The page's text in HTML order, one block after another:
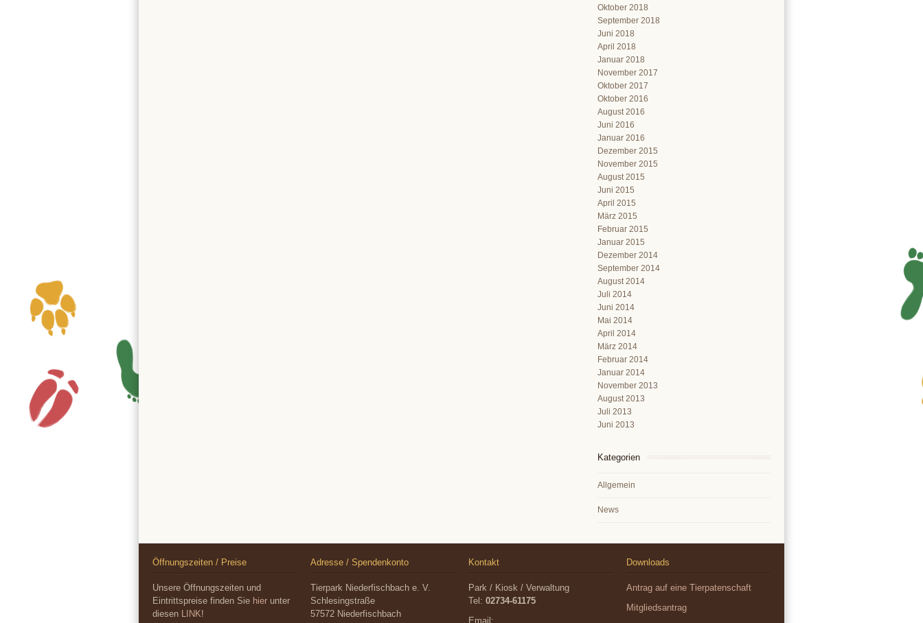
Oktober 2018
September 2018
Juni 2018
April 2018
Januar 2018
November 2017
Oktober 2017
Oktober 2016
August 2016
Juni 2016
Januar 2016
Dezember 2015
November 2015
August 2015
Juni 2015
April 2015
März 2015
Februar 2015
Januar 2015
Dezember 2014
September 2014
August 2014
Juli 2014
Juni 2014
Mai 2014
April 2014
März 2014
Februar 2014
Januar 2014
November 2013
August 2013
Juli 2013
Juni 2013
Kategorien
Allgemein
News
Öffnungszeiten / Preise
Unsere Öffnungszeiten und
Eintrittspreise finden Sie hier unter
diesen LINK!
Adresse / Spendenkonto
Tierpark Niederfischbach e. V.
Schlesingstraße
57572 Niederfischbach
Kontakt
Park / Kiosk / Verwaltung
Tel: 02734-61175
Email:
Downloads
Antrag auf eine Tierpatenschaft
Mitgliedsantrag